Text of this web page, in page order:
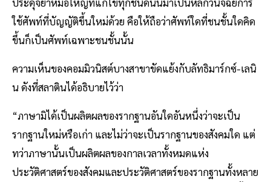
ใช้ศัพท์ที่บัญญัติขึ้นใหม่ด้วย คือให้ถือว่าศัพท์ใดที่ชนชั้นใดคิด
ขึ้นก็เป็นศัพท์เฉพาะชนชั้นนั้น
ความเห็นของคอมมิวนิสต์บางสาขาขัดแย้งกับลัทธิมาร์กซ์-เลนิ
น ดังที่สลาตินได้อธิบายไว้ว่า
“ภาษามิได้เป็นผลิตผลของรากฐานอันใดอันหนึ่งว่าจะเป็น
รากฐานใหม่หรือเก่า และไม่ว่าจะเป็นรากฐานของสังคมใด แต่
ทว่าภาษานั้นเป็นผลิตผลของกาลเวลาทั้งหมดแห่ง
ประวัติศาสตร์ของสังคมและประวัติศาสตร์ของรากฐานทั้งหลาย